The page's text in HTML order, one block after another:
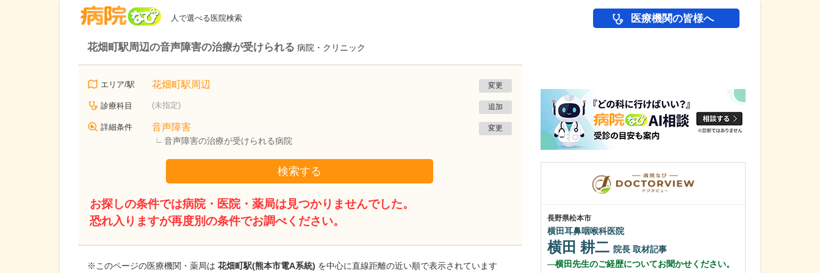
人で選べる医院検索 医療機関の皆様へ
花畑町駅周辺の音声障害の治療が受けられる 病院・クリニック
エリア/駅 花畑町駅周辺 変更
診療科目 (未指定) 追加
詳細条件 音声障害
音声障害の治療が受けられる病院
変更
検索する
お探しの条件では病院・医院・薬局は見つかりませんでした。
恐れ入りますが再度別の条件でお調べください。
※このページの医療機関・薬局は 花畑町駅(熊本市電A系統) を中心に直線距離の近い順で表示されています
高潮 征爾
大学病院で要職を担ってきた先生が開業を決め
長野県松本市
横田耳鼻咽喉科医院
横田 耕二 院長 取材記事
横田先生のご経歴についてお聞かせください。